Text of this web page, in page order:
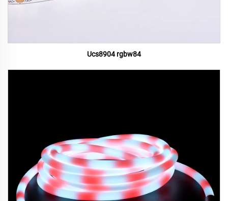
Ucs8904 rgbw84